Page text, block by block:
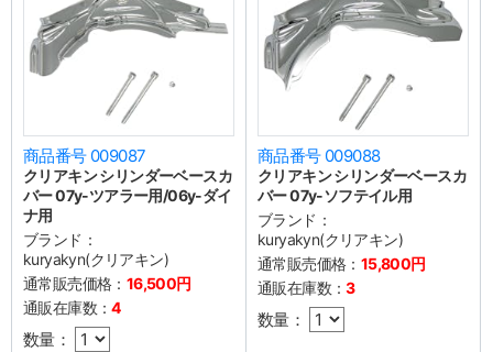
商品番号 009087
クリアキン シリンダーベースカ
バー 07y-ツアラー用/06y-ダイ
ナ用
ブランド：
kuryakyn(クリアキン)
通常販売価格： 16,500円
通販在庫数：4
数量：
商品番号 009088
クリアキン シリンダーベースカ
バー 07y-ソフテイル用
ブランド：
kuryakyn(クリアキン)
通常販売価格： 15,800円
通販在庫数：3
数量：